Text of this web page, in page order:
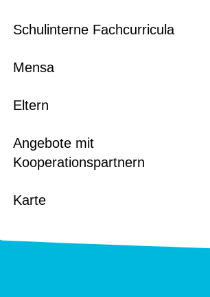
Schulinterne Fachcurricula
Mensa
Eltern
Angebote mit
Kooperationspartnern
Karte